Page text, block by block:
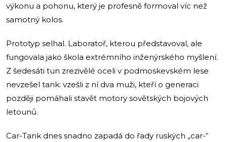
výkonu a pohonu, který je profesně formoval víc než
samotný kolos.
Prototyp selhal. Laboratoř, kterou představoval, ale
fungovala jako škola extrémního inženýrského myšlení.
Z šedesáti tun zrezivělé oceli v podmoskevském lese
nevzešel tank: vzešli z ní dva muži, kteří o generaci
později pomáhali stavět motory sovětských bojových
letounů.
Car-Tank dnes snadno zapadá do řady ruských „car-“